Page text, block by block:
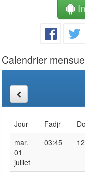
Calendrier
Jour Fadjr
mar.
01
juillet
03:45